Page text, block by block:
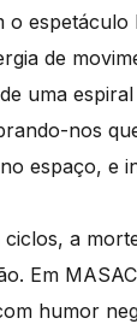
o
de
uma
nos
espaço, e
ciclos, a
Em
humor